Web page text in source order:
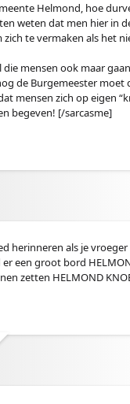
Helmond, hoe
weten dat men hier in
te vermaken als het
die mensen ook maar
de Burgemeester moet
mensen zich op eigen
begeven! [/sarcasme]
herinneren als je
een groot bord
zetten HELMOND